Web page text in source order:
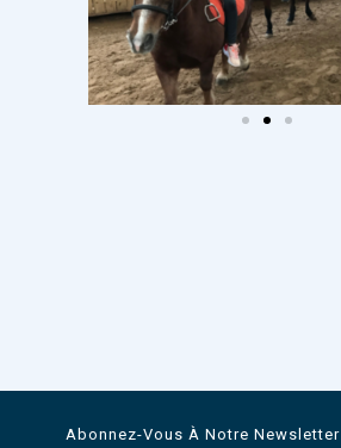
Abonnez-Vous À Notre Newsletter